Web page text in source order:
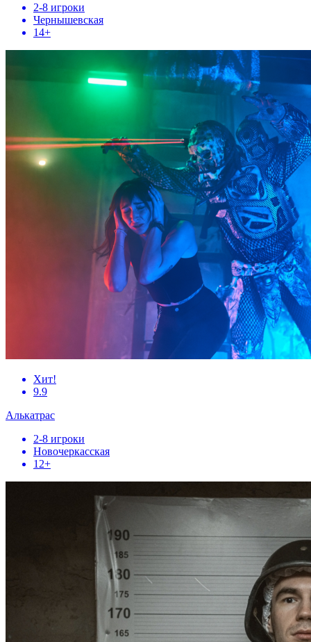
2-8 игроки
Чернышевская
14+
Хит!
9.9
Алькатрас
2-8 игроки
Новочеркасская
12+